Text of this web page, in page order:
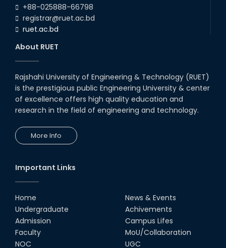
+88-025888-66798
registrar@ruet.ac.bd
ruet.ac.bd
About RUET
Rajshahi University of Engineering & Technology (RUET)
is the prestigious public Engineering University & center
of excellence offers high quality education and
research in the field of engineering and technology.
More Info
Important Links
Home
Undergraduate
Admission
Faculty
NOC
News & Events
Achivements
Campus Lifes
MoU/Collaboration
UGC